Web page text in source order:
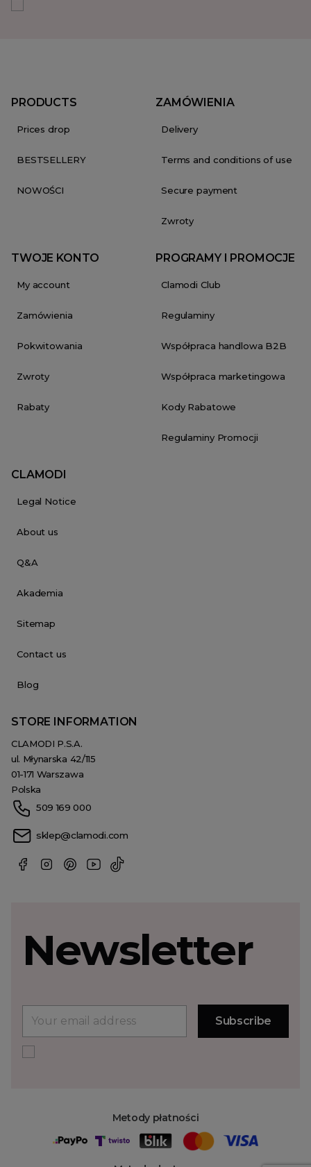
PRODUCTS
Prices drop
BESTSELLERY
NOWOŚCI
ZAMÓWIENIA
Delivery
Terms and conditions of use
Secure payment
Zwroty
TWOJE KONTO
My account
Zamówienia
Pokwitowania
Zwroty
Rabaty
PROGRAMY I PROMOCJE
Clamodi Club
Regulaminy
Współpraca handlowa B2B
Współpraca marketingowa
Kody Rabatowe
Regulaminy Promocji
CLAMODI
Legal Notice
About us
Q&A
Akademia
Sitemap
Contact us
Blog
STORE INFORMATION
CLAMODI P.S.A.
ul. Młynarska 42/115
01-171 Warszawa
Polska
509 169 000
sklep@clamodi.com
Metody płatności
Newsletter